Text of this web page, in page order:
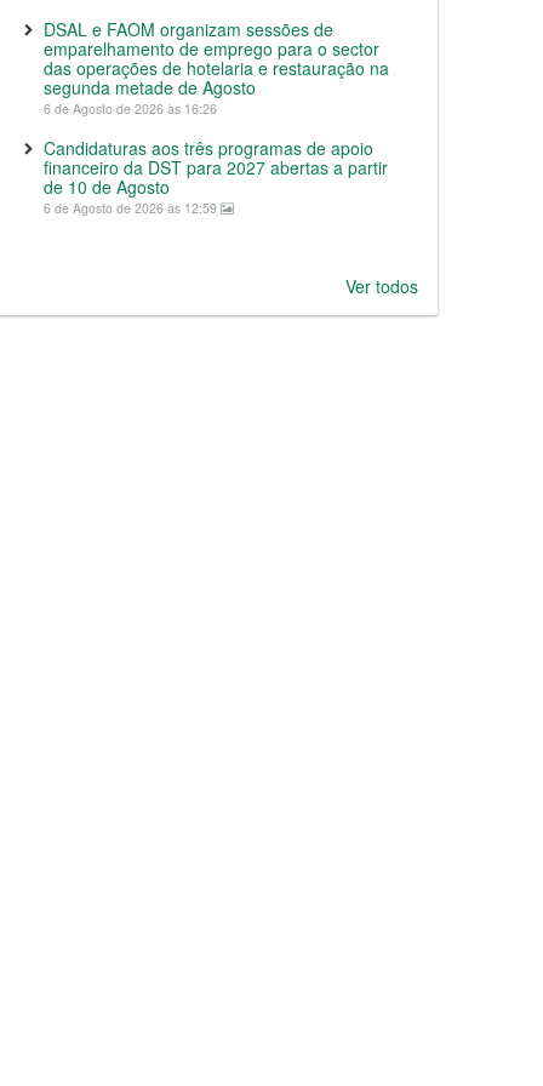
DSAL e FAOM organizam sessões de
emparelhamento de emprego para o sector
das operações de hotelaria e restauração na
segunda metade de Agosto
6 de Agosto de 2026 às 16:26
Candidaturas aos três programas de apoio
financeiro da DST para 2027 abertas a partir
de 10 de Agosto
6 de Agosto de 2026 às 12:59
Ver todos